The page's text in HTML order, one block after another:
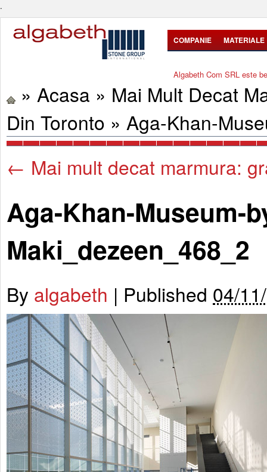
.
COMPANIE MATERIALE
Algabeth Com SRL este
» Acasa » Mai Mult Decat
Din Toronto » Aga-Khan-
← Mai mult decat marmura:
Aga-Khan-Museum-
Maki_dezeen_468_2
By algabeth | Published 04/